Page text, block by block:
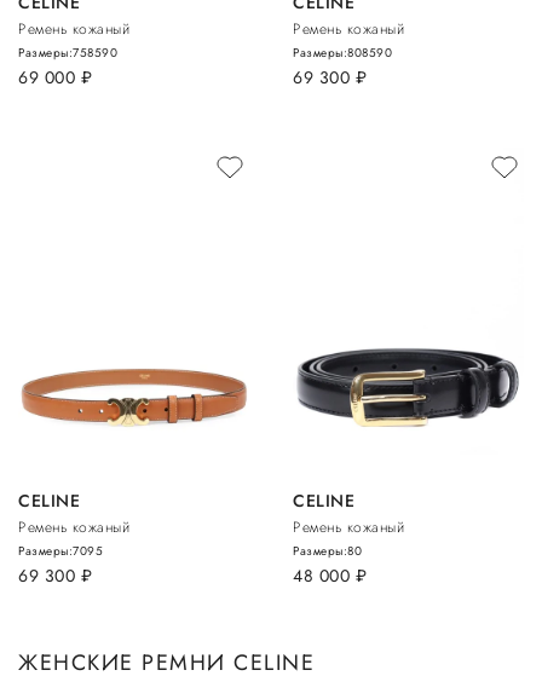
Ремень кожаный
69 000 руб.
Размеры:758590
Ремень кожаный
69 300 руб.
Размеры:808590
CELINE
Ремень кожаный
69 300 руб.
Размеры:7095
CELINE
Ремень кожаный
48 000 руб.
Размеры:80
ЖЕНСКИЕ РЕМНИ CELINE